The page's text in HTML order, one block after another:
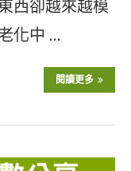
西卻越來越模
化中 …
閱讀更多